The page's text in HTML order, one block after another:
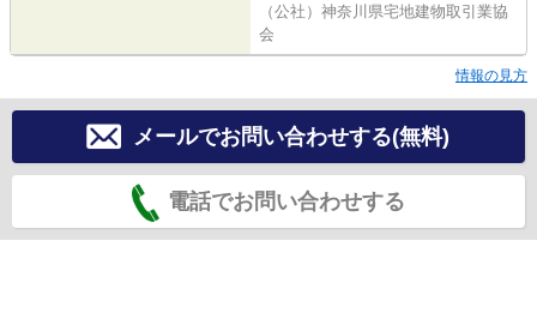
（公社）神奈川県宅地建物取引業協
会
情報の見方
メールでお問い合わせする(無料)
電話でお問い合わせする